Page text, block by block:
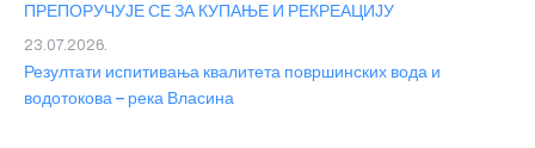
ПРЕПОРУЧУЈЕ СЕ ЗА КУПАЊЕ И РЕКРЕАЦИЈУ
Резултати испитивања квалитета површинских вода и
водотокова – река Власина
23.07.2026.